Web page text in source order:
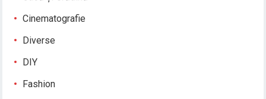
Cinematografie
Diverse
DIY
Fashion